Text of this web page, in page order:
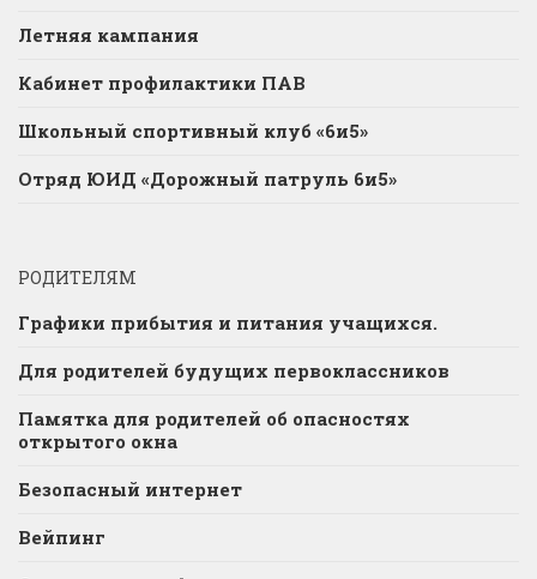
Летняя кампания
Кабинет профилактики ПАВ
Школьный спортивный клуб «6и5»
Отряд ЮИД «Дорожный патруль 6и5»
РОДИТЕЛЯМ
Графики прибытия и питания учащихся.
Для родителей будущих первоклассников
Памятка для родителей об опасностях
открытого окна
Безопасный интернет
Вейпинг